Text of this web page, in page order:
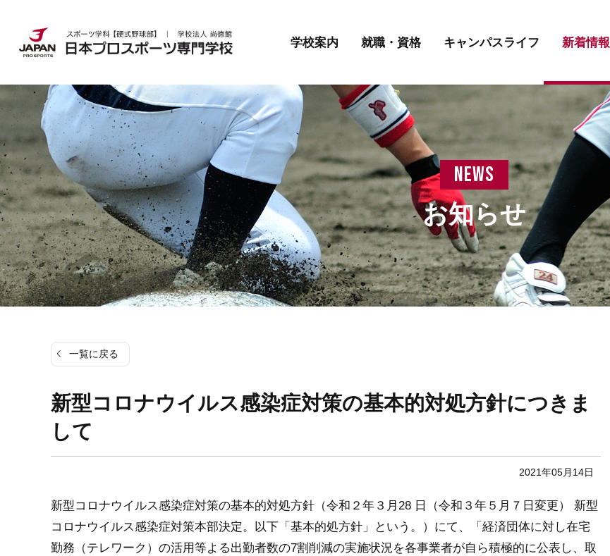
学校案内
日本プロスポーツ専門学校とは 講師紹介
就職・資格
就職・資格 先輩の声
キャンパスライフ 新着情報
募集要項 学費について news
お知らせ
一覧に戻る
新型コロナウイルス感染症対策の基本的対処方針につきま
して
2021年05月14日
新型コロナウイルス感染症対策の基本的対処方針（令和２年３月28 日（令和３年５月７日変更） 新型
コロナウイルス感染症対策本部決定。以下「基本的処方針」という。）にて、「経済団体に対し在宅
勤務（テレワーク）の活用等よる出勤者数の7割削減の実施状況を各事業者が自ら積極的に公表し、取